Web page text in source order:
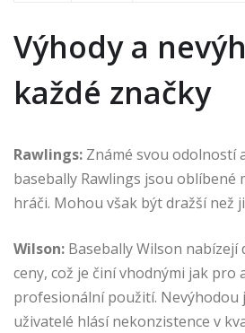
Výhody a
každé značky
Rawlings: Známé svou odolností
basebally Rawlings jsou oblíbené
hráči. Mohou však být dražší než
Wilson: Basebally Wilson
ceny, což je činí vhodnými jak pro
profesionální použití. Nevýhodou
uživatelé hlásí nekonzistence v